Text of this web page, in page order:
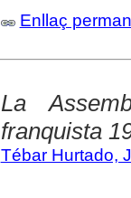
Enllaç
La
franquista
Tébar Hurtado,